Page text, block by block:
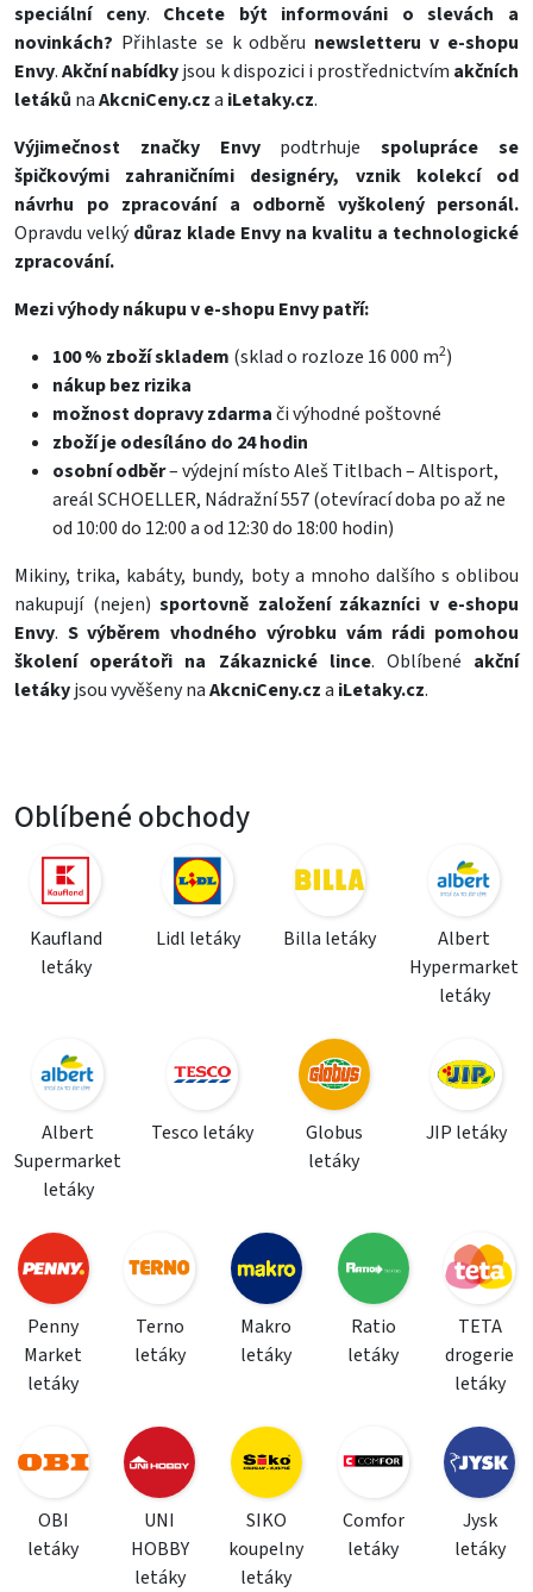
speciální ceny. Chcete být informováni o slevách a
novinkách? Přihlaste se k odběru newsletteru v e-shopu
Envy.Akční nabídkyjsou k dispozici i prostřednictvím akčních
letáků naAkcniCeny.cza iLetaky.cz.
Výjimečnost značky Envypodtrhujespolupráce se
špičkovými zahraničními designéry, vznik kolekcí od
návrhu po zpracování a odborně vyškolený personál.
Opravdu velkýdůraz klade Envy na kvalitu a technologické
zpracování.
Mezi výhody nákupu v e-shopu Envy patří:
100 % zboží skladem (sklad o rozloze 16 000 m2)
nákup bez rizika
možnost dopravy zdarmači výhodné poštovné
zboží je odesíláno do 24 hodin
osobní odběr– výdejní místo Aleš Titlbach – Altisport,
areál SCHOELLER, Nádražní 557 (otevírací doba po až ne
od 10:00 do 12:00 a od 12:30 do 18:00 hodin)
Mikiny, trika, kabáty, bundy, botya mnoho dalšího s oblibou
nakupují (nejen) sportovně založení zákazníci v e-shopu
Envy. S výběrem vhodného výrobku vám rádi pomohou
školení operátoři na Zákaznické lince. Oblíbené akční
letákyjsou vyvěšeny naAkcniCeny.cza iLetaky.cz.
Oblíbené obchody
Kaufland
letáky
Lidl letáky Billa letáky
Albert
Hypermarket
letáky
Albert
Supermarket
letáky
Tesco letáky
Globus
letáky
JIP letáky
Penny
Market
letáky
Terno
letáky
Makro
letáky
Ratio
letáky
TETA
drogerie
letáky
OBI
letáky
UNI
HOBBY
letáky
SIKO
koupelny
letáky
Comfor
letáky
Jysk
letáky